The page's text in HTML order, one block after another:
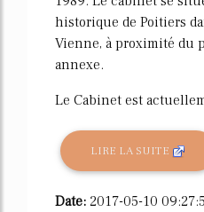
historique de Poitiers
Vienne, à proximité du
annexe.
Le Cabinet est
LIRE LA SUITE
Date: 2017-05-10